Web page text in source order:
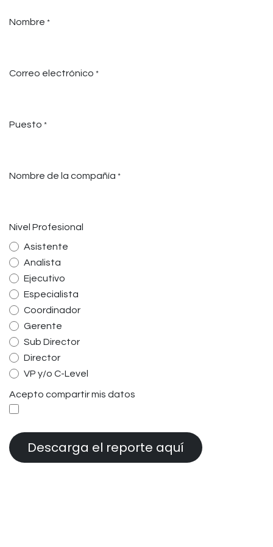
Nombre *
Correo electrónico *
Puesto *
Nombre de la compañía *
Nivel Profesional
Asistente
Analista
Ejecutivo
Especialista
Coordinador
Gerente
Sub Director
Director
VP y/o C-Level
Acepto compartir mis datos
Descarga el reporte aquí